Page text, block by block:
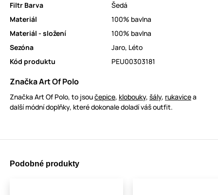
Filtr Barva
Šedá
Materiál
100% bavlna
Materiál - složení
100% bavlna
Sezóna
Jaro, Léto
Kód produktu
PEU00303181
Značka Art Of Polo
Značka Art Of Polo, to jsoučepice, klobouky, šály, rukavicea
další módní doplňky, které dokonale doladí váš outfit.
Podobné produkty